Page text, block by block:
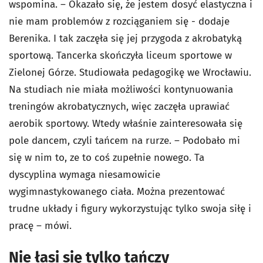
wspomina. – Okazało się, że jestem dosyć elastyczna i
nie mam problemów z rozciąganiem się - dodaje
Berenika. I tak zaczęła się jej przygoda z akrobatyką
sportową. Tancerka skończyła liceum sportowe w
Zielonej Górze. Studiowała pedagogikę we Wrocławiu.
Na studiach nie miała możliwości kontynuowania
treningów akrobatycznych, więc zaczęła uprawiać
aerobik sportowy. Wtedy właśnie zainteresowała się
pole dancem, czyli tańcem na rurze. – Podobało mi
się w nim to, ze to coś zupełnie nowego. Ta
dyscyplina wymaga niesamowicie
wygimnastykowanego ciała. Można prezentować
trudne układy i figury wykorzystując tylko swoja siłę i
pracę – mówi.
Nie łasi się tylko tańczy